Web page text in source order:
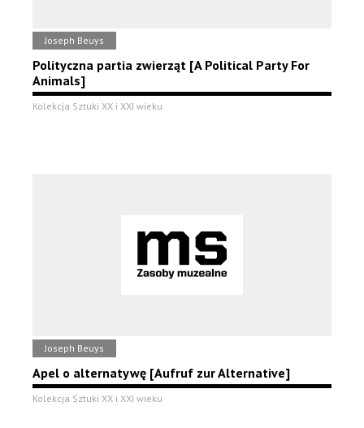
Joseph Beuys
Polityczna partia zwierząt [A Political Party For
Animals]
Kolekcja Sztuki XX i XXI wieku
Joseph Beuys
Apel o alternatywę [Aufruf zur Alternative]
Kolekcja Sztuki XX i XXI wieku